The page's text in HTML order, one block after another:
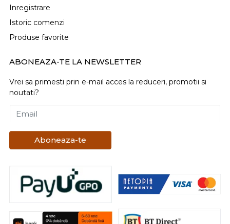
Inregistrare
Istoric comenzi
Produse favorite
ABONEAZA-TE LA NEWSLETTER
Vrei sa primesti prin e-mail acces la reduceri, promotii si
noutati?
Email
Aboneaza-te